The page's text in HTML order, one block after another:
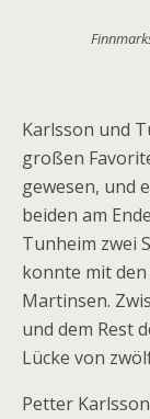
Karlsson und
großen
gewesen, und
beiden am
Tunheim zwei
konnte mit
Martinsen.
und dem Rest
Lücke von
Petter